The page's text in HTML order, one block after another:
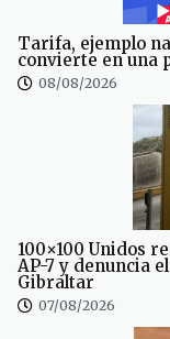
Tarifa, ejemplo
convierte en una
08/08/2026
100×100 Unidos
AP-7 y denuncia
Gibraltar
07/08/2026